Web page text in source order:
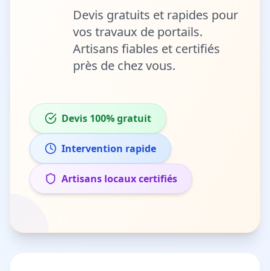
Devis gratuits et rapides pour
vos travaux de portails.
Artisans fiables et certifiés
près de chez vous.
Devis 100% gratuit
Intervention rapide
Artisans locaux certifiés